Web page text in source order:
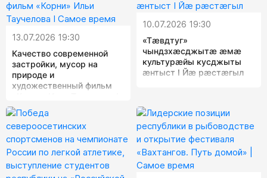
13.07.2026 19:30
Качество современной
застройки, мусор на
природе и
художественный фильм
Самое время
10.07.2026 19:30
«Тæвдтуг»
чындзхæсджытæ æмæ
культурæйы кусджыты
æнтыст I Йæ рæстæгыл